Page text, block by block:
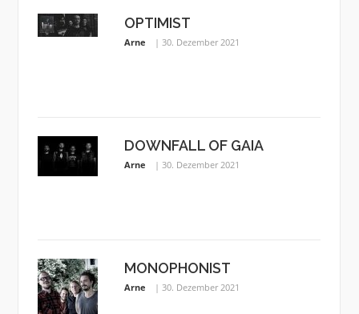
OPTIMIST
Arne 30. Dezember 2021
DOWNFALL OF GAIA
Arne 30. Dezember 2021
MONOPHONIST
Arne 30. Dezember 2021